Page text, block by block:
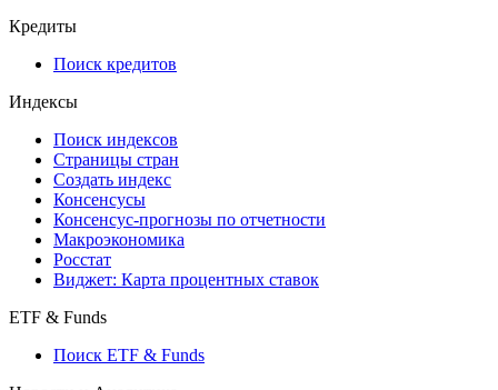
Кредиты
Поиск кредитов
Индексы
Поиск индексов
Страницы стран
Создать индекс
Консенсусы
Консенсус-прогнозы по отчетности
Макроэкономика
Росстат
Виджет: Карта процентных ставок
ETF & Funds
Поиск ETF & Funds